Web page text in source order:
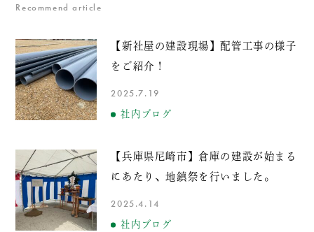
Recommend article
【新社屋の建設現場】配管工事の様子
をご紹介！
2025.7.19
社内ブログ
【兵庫県尼崎市】倉庫の建設が始まる
にあたり、地鎮祭を行いました。
2025.4.14
社内ブログ